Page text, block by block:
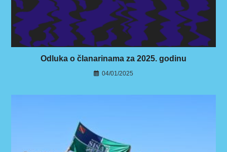
Odluka o članarinama za 2025. godinu
04/01/2025